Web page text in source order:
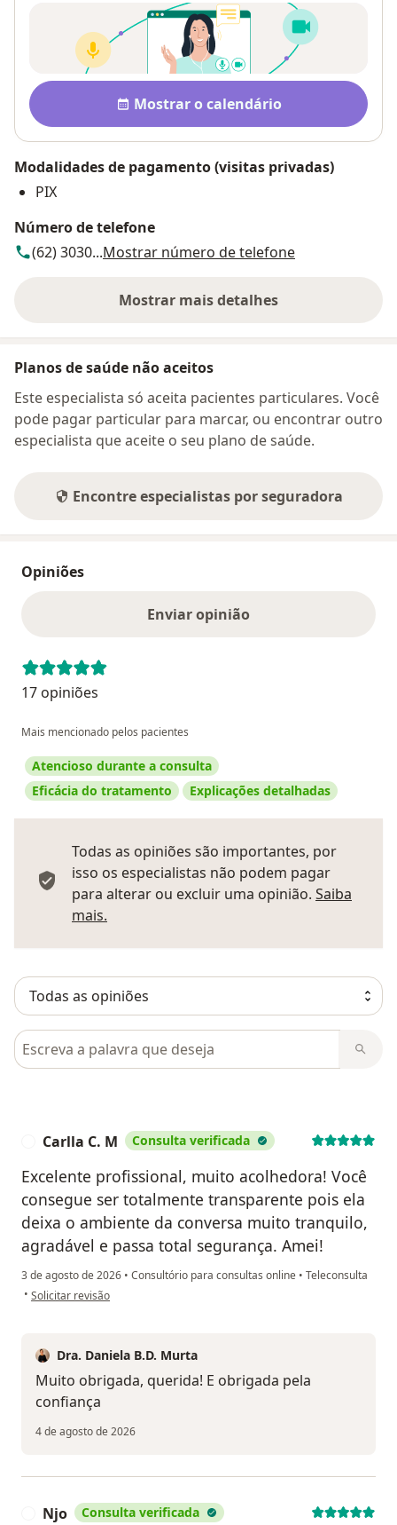
Disponibilidade
Mostrar o calendário
Modalidades de pagamento (visitas privadas)
PIX
Número de telefone
(62) 3030...Mostrar número de telefone
Mostrar mais detalhes
sobre o endereço
Planos de saúde não aceitos
Este especialista só aceita pacientes particulares. Você
pode pagar particular para marcar, ou encontrar outro
especialista que aceite o seu plano de saúde.
Encontre especialistas por seguradora
Opiniões
Enviar opinião
17 opiniões
Mais mencionado pelos pacientes
Atencioso durante a consulta
Eficácia do tratamento
Explicações detalhadas
Todas as opiniões são importantes, por
isso os especialistas não podem pagar
para alterar ou excluir uma opinião. Saiba
mais.
Pesquisar em opiniões
Carlla C. M Consulta verificada
Excelente profissional, muito acolhedora! Você
consegue ser totalmente transparente pois ela
deixa o ambiente da conversa muito tranquilo,
agradável e passa total segurança. Amei!
3 de agosto de 2026 • Consultório para consultas online • Teleconsulta
• na opinião do utilizador Carlla C. M
Solicitar revisão
Dra. Daniela B.D. Murta
Muito obrigada, querida! E obrigada pela
confiança
4 de agosto de 2026
Njo Consulta verificada